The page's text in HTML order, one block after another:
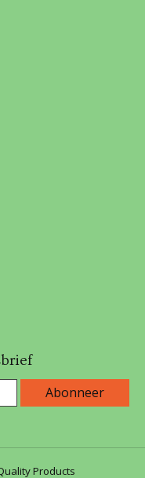
Abonneer
Products